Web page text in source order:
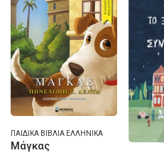
ΠΑΙΔΙΚΆ ΒΙΒΛΊΑ ΕΛΛΗΝΙΚΆ
Μάγκας